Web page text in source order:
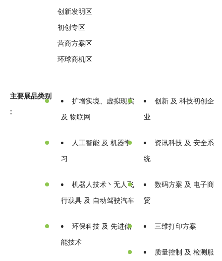
创新发明区
初创专区
营商方案区
环球商机区
主要展品类别
:
扩增实境、虚拟现实
及 物联网
人工智能 及 机器学
习
机器人技术丶无人飞
行载具 及 自动驾驶汽车
环保科技 及 先进储
能技术
创新 及 科技初创企
业
资讯科技 及 安全系
统
数码方案 及 电子商
贸
三维打印方案
质量控制 及 检测服